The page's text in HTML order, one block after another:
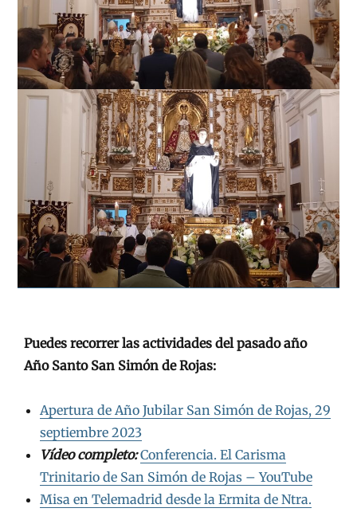
Puedes recorrer las actividades del pasado año
Año Santo San Simón de Rojas:
Apertura de Año Jubilar San Simón de Rojas, 29
septiembre 2023
Vídeo completo: Conferencia. El Carisma
Trinitario de San Simón de Rojas – YouTube
Misa en Telemadrid desde la Ermita de Ntra.